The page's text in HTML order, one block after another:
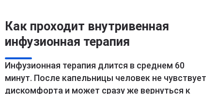
Как проходит внутривенная
инфузионная терапия
Инфузионная терапия длится в среднем 60
минут. После капельницы человек не чувствует
дискомфорта и может сразу же вернуться к